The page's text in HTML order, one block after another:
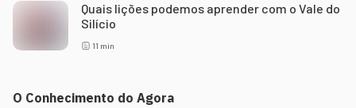
Quais lições podemos aprender com o Vale do
Silício
11 min
O Conhecimento do Agora